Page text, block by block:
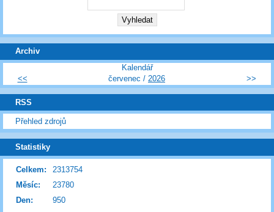
Archiv
Kalendář
<<
červenec / 2026 >>
RSS
Přehled zdrojů
Statistiky
Celkem:
2313754
Měsíc:
23780
Den:
950